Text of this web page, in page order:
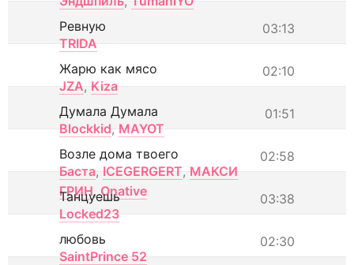
03:13
Ревную
TRIDA
02:10
Жарю как мясо
JZA, Kiza
01:51
Думала Думала
Blockkid, MAYOT
02:58
Возле дома твоего
Баста, ICEGERGERT, МАКСИ
ГРИН, Onative 03:38
Танцуешь
Locked23
02:30
любовь
SaintPrince 52